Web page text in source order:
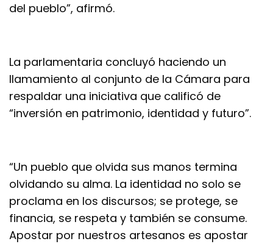
del pueblo”, afirmó.
La parlamentaria concluyó haciendo un
llamamiento al conjunto de la Cámara para
respaldar una iniciativa que calificó de
“inversión en patrimonio, identidad y futuro”.
“Un pueblo que olvida sus manos termina
olvidando su alma. La identidad no solo se
proclama en los discursos; se protege, se
financia, se respeta y también se consume.
Apostar por nuestros artesanos es apostar